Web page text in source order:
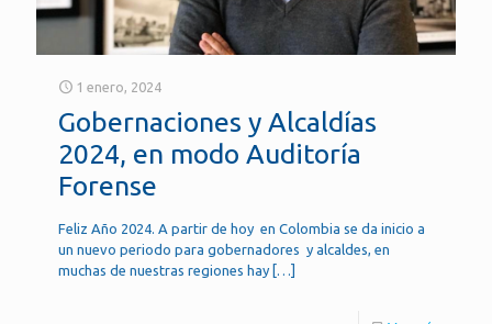
1 enero, 2024
Gobernaciones y Alcaldías
2024, en modo Auditoría
Forense
Feliz Año 2024. A partir de hoy en Colombia se da inicio a
un nuevo periodo para gobernadores y alcaldes, en
muchas de nuestras regiones hay […]